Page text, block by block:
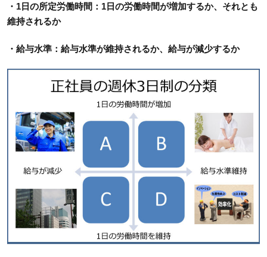
・1日の所定労働時間：1日の労働時間が増加するか、それとも
維持されるか
・給与水準：給与水準が維持されるか、給与が減少するか